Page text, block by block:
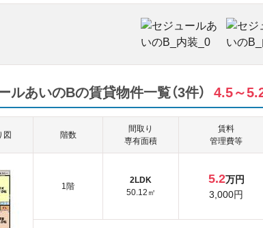
ルあいのBの賃貸物件一覧（3件） 4.5～
図 階数
間取り
専有面積
賃料
管理費等
1階
2LDK
50.12㎡
5.2万円
3,000円